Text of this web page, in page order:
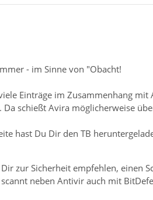
- im Sinne von "Obacht!
Einträge im Zusammenhang
schießt Avira möglicherweise
hast Du Dir den TB
zur Sicherheit empfehlen, einen
neben Antivir auch mit